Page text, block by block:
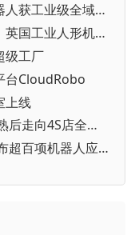
▪ 全球首个！北京企业无界动力机器人获工业级全域CE认证
▪ 人形机器人再添一家独角兽公司！英国工业人形机器人初创公司Humanoid融资1.33亿欧元
级工厂
台CloudRobo
上线
▪ 比亚迪确认正自研人形机器人 成熟后走向4S店全网开售
▪ 首钢园揭牌具身智能生态基地 发布超百项机器人应用需求